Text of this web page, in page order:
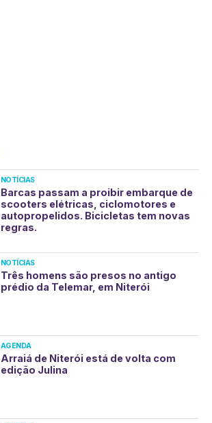
NOTÍCIAS
Barcas passam a proibir embarque de
scooters elétricas, ciclomotores e
autopropelidos. Bicicletas tem novas
regras.
NOTÍCIAS
Três homens são presos no antigo
prédio da Telemar, em Niterói
AGENDA
Arraiá de Niterói está de volta com
edição Julina